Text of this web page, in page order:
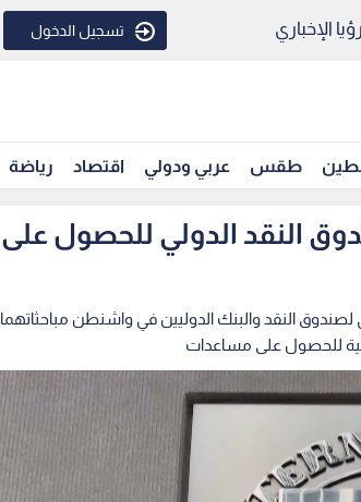
الإخباري تسجيل الدخول
طقس عربي ودولي اقتصاد رياضة
النقد الدولي للحصول على
لصندوق النقد والبنك الدوليين في واشنطن مباحثاتهما
للحصول على مساعدات